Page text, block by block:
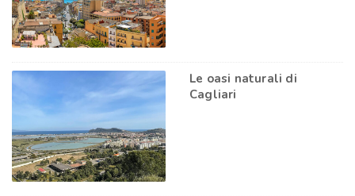
Le oasi naturali di
Cagliari